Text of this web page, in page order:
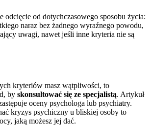
odcięcie od dotychczasowego sposobu życia:
naraz bez żadnego wyraźnego powodu,
uwagi, nawet jeśli inne kryteria nie są
kryteriów masz wątpliwości, to
by skonsultować się ze specjalistą. Artykuł
oceny psychologa lub psychiatry.
kryzys psychiczny u bliskiej osoby to
jaką możesz jej dać.